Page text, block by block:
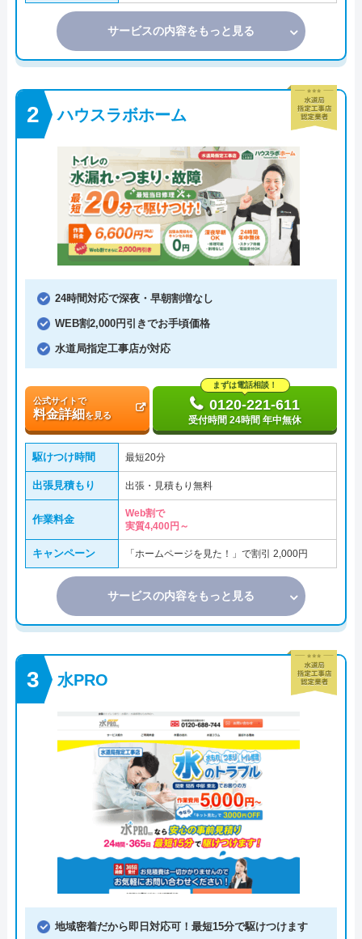
サービスの内容をもっと見る
ハウスラボホーム
24時間対応で深夜・早朝割増なし
WEB割2,000円引きでお手頃価格
水道局指定工事店が対応
公式サイトで
料金詳細を見る
まずは電話相談！
0120-221-611
受付時間 24時間 年中無休
駆けつけ時間 最短20分
出張見積もり 出張・見積もり無料
作業料金
Web割で
実質4,400円～
キャンペーン 「ホームページを見た！」で割引 2,000円
サービスの内容をもっと見る
水PRO
地域密着だから即日対応可！最短15分で駆けつけます